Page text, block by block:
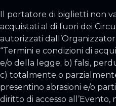
Il portatore di biglietti non
acquistati al di fuori dei
autorizzati
“Termini e condizioni di
e/o della legge; b) falsi,
c) totalmente o
presentino abrasioni e/o
diritto di accesso all’Evento,